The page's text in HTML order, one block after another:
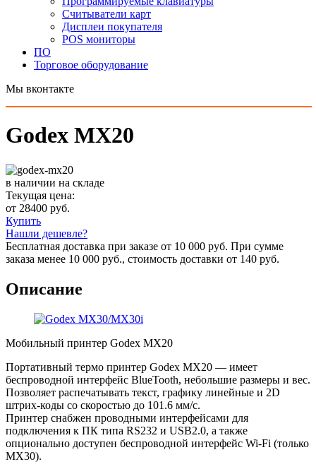
Считыватели карт
Дисплеи покупателя
POS мониторы
ПО
Торговое оборудование
Мы вконтакте
Godex MX20
в наличии на складе
Текущая цена:
от 28400 руб.
Купить
Нашли дешевле?
Бесплатная доставка при заказе от 10 000 руб. При сумме
заказа менее 10 000 руб., стоимость доставки от 140 руб.
Описание
Мобильный принтер Godex MX20
Портативный термо принтер Godex MX20 — имеет
беспроводной интерфейс BlueTooth, небольшие размеры и вес.
Позволяет распечатывать текст, графику линейные и 2D
штрих-коды со скоростью до 101.6 мм/с.
Принтер снабжен проводными интерфейсами для
подключения к ПК типа RS232 и USB2.0, а также
опционально доступен беспроводной интерфейс Wi-Fi (только
МХ30).